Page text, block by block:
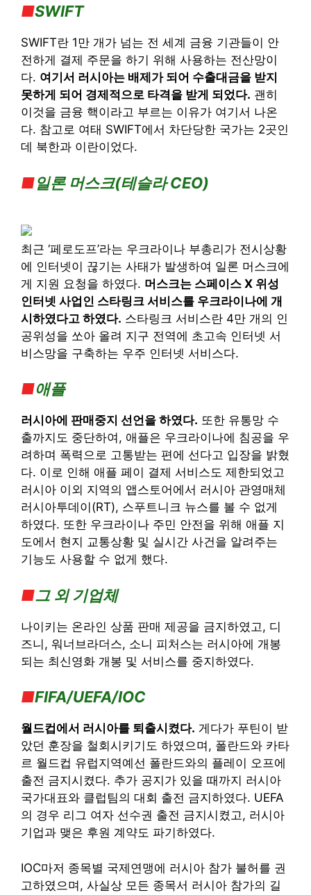
■SWIFT
SWIFT란 1만 개가 넘는 전 세계 금융 기관들이 안
전하게 결제 주문을 하기 위해 사용하는 전산망이
다. 여기서 러시아는 배제가 되어 수출대금을 받지
못하게 되어 경제적으로 타격을 받게 되었다. 괜히
이것을 금융 핵이라고 부르는 이유가 여기서 나온
다. 참고로 여태 SWIFT에서 차단당한 국가는 2곳인
데 북한과 이란이었다.
■일론 머스크(테슬라 CEO)
최근 ‘페로도프’라는 우크라이나 부총리가 전시상황
에 인터넷이 끊기는 사태가 발생하여 일론 머스크에
게 지원 요청을 하였다. 머스크는 스페이스 X 위성
인터넷 사업인 스타링크 서비스를 우크라이나에 개
시하였다고 하였다. 스타링크 서비스란 4만 개의 인
공위성을 쏘아 올려 지구 전역에 초고속 인터넷 서
비스망을 구축하는 우주 인터넷 서비스다.
■애플
러시아에 판매중지 선언을 하였다. 또한 유통망 수
출까지도 중단하여, 애플은 우크라이나에 침공을 우
려하며 폭력으로 고통받는 편에 선다고 입장을 밝혔
다. 이로 인해 애플 페이 결제 서비스도 제한되었고
러시아 이외 지역의 앱스토어에서 러시아 관영매체
러시아투데이(RT), 스푸트니크 뉴스를 볼 수 없게
하였다. 또한 우크라이나 주민 안전을 위해 애플 지
도에서 현지 교통상황 및 실시간 사건을 알려주는
기능도 사용할 수 없게 했다.
■그 외기업체
나이키는 온라인 상품 판매 제공을 금지하였고, 디
즈니, 워너브라더스, 소니 피처스는 러시아에 개봉
되는 최신영화 개봉 및 서비스를 중지하였다.
■FIFA/UEFA/IOC
월드컵에서 러시아를 퇴출시켰다. 게다가 푸틴이 받
았던 훈장을 철회시키기도 하였으며, 폴란드와 카타
르 월드컵 유럽지역예선 폴란드와의 플레이 오프에
출전 금지시켰다. 추가 공지가 있을 때까지 러시아
국가대표와 클럽팀의 대회 출전 금지하였다. UEFA
의 경우 리그 여자 선수권 출전 금지시켰고, 러시아
기업과 맺은 후원 계약도 파기하였다.
IOC마저 종목별 국제연맹에 러시아 참가 불허를 권
고하였으며, 사실상 모든 종목서 러시아 참가의 길